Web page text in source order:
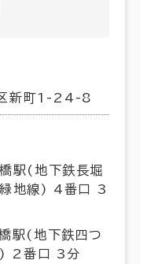
新町1-24-8
駅(地下鉄長堀
地線) 4番口 3
駅(地下鉄四つ
2番口 3分